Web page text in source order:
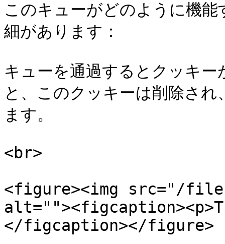
このキューがどのように機
細があります：
キューを通過するとクッキ
と、このクッキーは削除さ
ます。
<br>
<figure><img src="/
</figcaption></figure>